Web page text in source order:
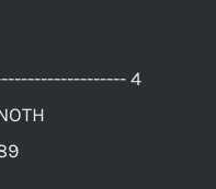
4